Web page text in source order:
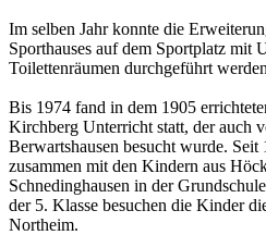
Im selben Jahr konnte die
Sporthauses auf dem Sportplatz mit
Toilettenräumen durchgeführt
Bis 1974 fand in dem 1905
Kirchberg Unterricht statt, der auch
Berwartshausen besucht wurde.
zusammen mit den Kindern aus
Schnedinghausen in der
der 5. Klasse besuchen die Kinder
Northeim.